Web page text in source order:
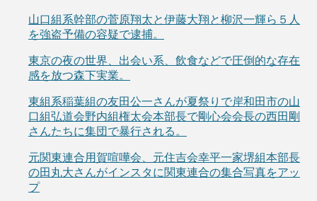
山口組系幹部の菅原翔太と伊藤大翔と柳沢一輝ら５人
を強盗予備の容疑で逮捕。
東京の夜の世界、出会い系、飲食などで圧倒的な存在
感を放つ森下実業。
東組系稲葉組の友田公一さんが夏祭りで岸和田市の山
口組弘道会野内組権太会本部長で剛心会会長の西田剛
さんたちに集団で暴行される。
元関東連合用賀喧嘩会、元住吉会幸平一家堺組本部長
の田丸大さんがインスタに関東連合の集合写真をアッ
プ